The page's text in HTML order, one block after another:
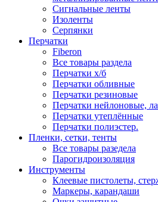
Сигнальные ленты
Изоленты
Серпянки
Перчатки
Fiberon
Все товары раздела
Перчатки х/б
Перчатки обливные
Перчатки резиновые
Перчатки нейлоновые,
Перчатки утеплённые
Перчатки полиэстер.
Пленки, сетки, тенты
Все товары разедела
Парогидроизоляция
Инструменты
Клеевые пистолеты,
Маркеры, карандаши